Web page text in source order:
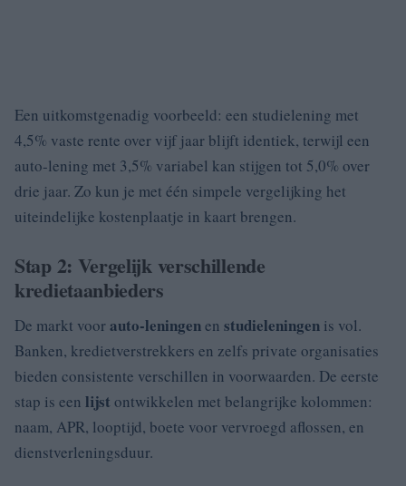
Een uitkomstgenadig voorbeeld: een studielening met
4,5% vaste rente over vijf jaar blijft identiek, terwijl een
auto-lening met 3,5% variabel kan stijgen tot 5,0% over
drie jaar. Zo kun je met één simpele vergelijking het
uiteindelijke kostenplaatje in kaart brengen.
Stap 2: Vergelijk verschillende
kredietaanbieders
De markt voorauto-leningenen studieleningen is vol.
Banken, kredietverstrekkers en zelfs private organisaties
bieden consistente verschillen in voorwaarden. De eerste
stap is een lijst ontwikkelen met belangrijke kolommen:
naam, APR, looptijd, boete voor vervroegd aflossen, en
dienstverleningsduur.